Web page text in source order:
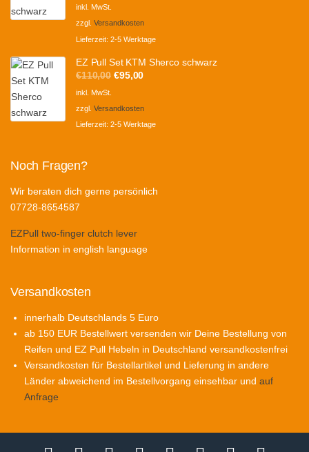
war:
€110,00
ist:
€95,00.
inkl. MwSt.
zzgl. Versandkosten
Lieferzeit: 2-5 Werktage
EZ Pull Set KTM Sherco schwarz
€110,00 Ursprünglicher
war:
€110,00
€95,00Aktueller
ist:
€95,00.
inkl. MwSt.
zzgl. Versandkosten
Lieferzeit: 2-5 Werktage
Noch Fragen?
Wir beraten dich gerne persönlich
07728-8654587
EZPull two-finger clutch lever
Information in english language
Versandkosten
innerhalb Deutschlands 5 Euro
ab 150 EUR Bestellwert versenden wir Deine Bestellung von
Reifen und EZ Pull Hebeln in Deutschland versandkostenfrei
Versandkosten für Bestellartikel und Lieferung in andere
Länder abweichend im Bestellvorgang einsehbar und auf
Anfrage